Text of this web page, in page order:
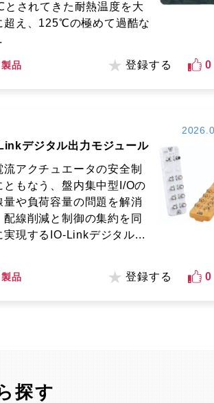
されてきた耐熱温度を大
超え、125℃の極めて過酷な
品 登録する 0
デジタル出力モジュール
流アクチュエータの安全制
ともなう、盤内集中型I/Oの
量や負荷容量の問題を解消
配線削減と制御の集約を同
実現するIO-Linkデジタル...
品 登録する 0
探す